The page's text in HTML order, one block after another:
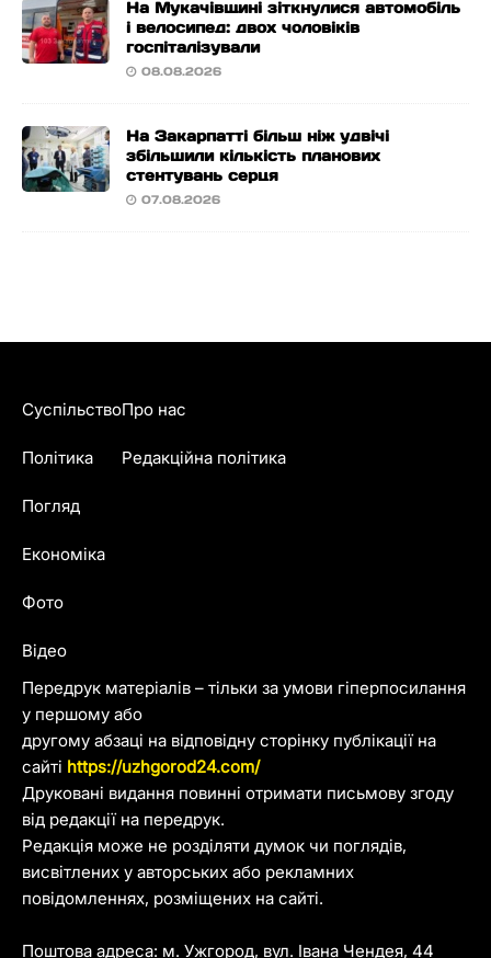
На Мукачівщині зіткнулися автомобіль
і велосипед: двох чоловіків
госпіталізували
08.08.2026
На Закарпатті більш ніж удвічі
збільшили кількість планових
стентувань серця
07.08.2026
Передрук матеріалів – тільки за умови гіперпосилання
у першому або
другому абзаці на відповідну сторінку публікації на
сайті https://uzhgorod24.com/
Друковані видання повинні отримати письмову згоду
від редакції на передрук.
Редакція може не розділяти думок чи поглядів,
висвітлених у авторських або рекламних
повідомленнях, розміщених на сайті.
Поштова адреса: м. Ужгород, вул. Івана Чендея, 44
Суспільство
Політика
Погляд
Економіка
Фото
Відео
Про нас
Редакційна політика